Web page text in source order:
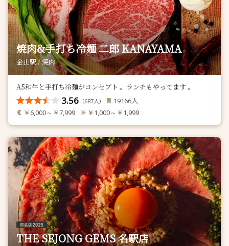
焼肉&手打ち冷麺 二郎 KANAYAMA
金山駅 / 焼肉
A5和牛と手打ち冷麺がコンセプト 。ランチもやってます 。
3.56 （687人） 19166人
￥6,000～￥7,999 ￥1,000～￥1,999
THE SEJONG GEMS 名駅店